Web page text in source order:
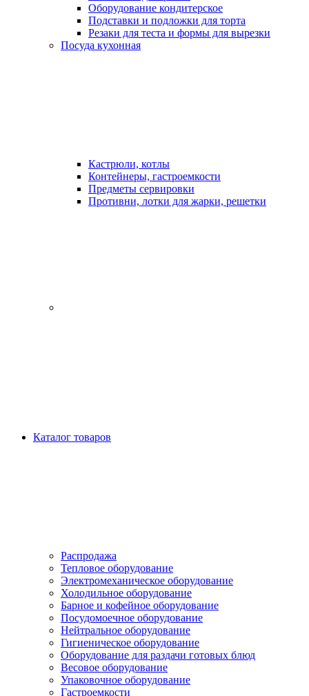
Оборудование кондитерское
Подставки и подложки для торта
Резаки для теста и формы для вырезки
Посуда кухонная
Кастрюли, котлы
Контейнеры, гастроемкости
Предметы сервировки
Противни, лотки для жарки, решетки
Каталог товаров
Распродажа
Тепловое оборудование
Электромеханическое оборудование
Холодильное оборудование
Барное и кофейное оборудование
Посудомоечное оборудование
Нейтральное оборудование
Гигиеническое оборудование
Оборудование для раздачи готовых блюд
Весовое оборудование
Упаковочное оборудование
Гастроемкости